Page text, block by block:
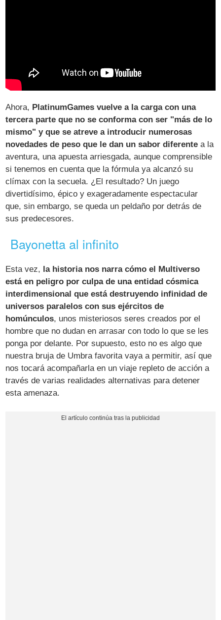
Ahora, PlatinumGames vuelve a la carga con una
tercera parte que no se conforma con ser "más de lo
mismo" y que se atreve a introducir numerosas
novedades de peso que le dan un sabor diferente a la
aventura, una apuesta arriesgada, aunque comprensible
si tenemos en cuenta que la fórmula ya alcanzó su
clímax con la secuela. ¿El resultado? Un juego
divertidísimo, épico y exageradamente espectacular
que, sin embargo, se queda un peldaño por detrás de
sus predecesores.
Bayonetta al infinito
Esta vez, la historia nos narra cómo el Multiverso
está en peligro por culpa de una entidad cósmica
interdimensional que está destruyendo infinidad de
universos paralelos con sus ejércitos de
homúnculos, unos misteriosos seres creados por el
hombre que no dudan en arrasar con todo lo que se les
ponga por delante. Por supuesto, esto no es algo que
nuestra bruja de Umbra favorita vaya a permitir, así que
nos tocará acompañarla en un viaje repleto de acción a
través de varias realidades alternativas para detener
esta amenaza.